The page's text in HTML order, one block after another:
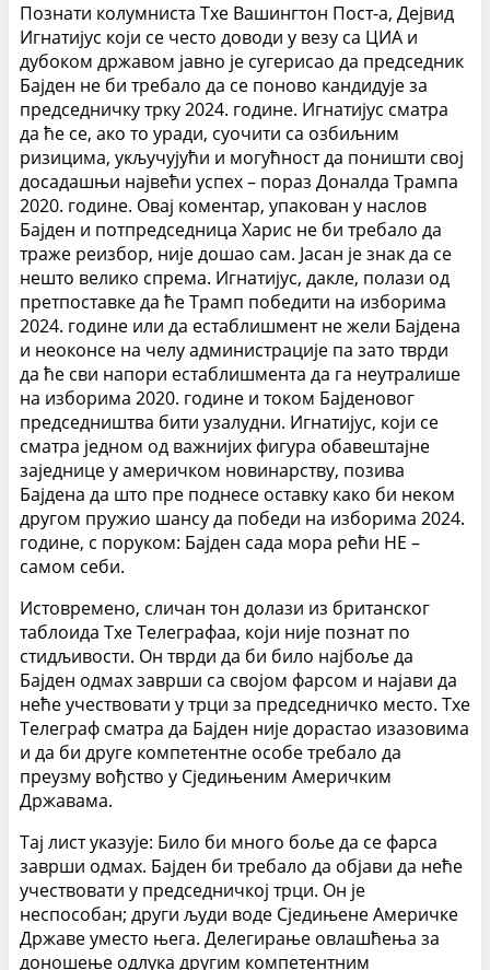
Познати колумниста Тхе Вашингтон Пост-а, Дејвид
Игнатијус који се често доводи у везу са ЦИА и
дубоком државом јавно је сугерисао да председник
Бајден не би требало да се поново кандидује за
председничку трку 2024. године. Игнатијус сматра
да ће се, ако то уради, суочити са озбиљним
ризицима, укључујући и могућност да поништи свој
досадашњи највећи успех – пораз Доналда Трампа
2020. године. Овај коментар, упакован у наслов
Бајден и потпредседница Харис не би требало да
траже реизбор, није дошао сам. Јасан је знак да се
нешто велико спрема. Игнатијус, дакле, полази од
претпоставке да ће Трамп победити на изборима
2024. године или да естаблишмент не жели Бајдена
и неоконсе на челу администрације па зато тврди
да ће сви напори естаблишмента да га неутралише
на изборима 2020. године и током Бајденовог
председништва бити узалудни. Игнатијус, који се
сматра једном од важнијих фигура обавештајне
заједнице у америчком новинарству, позива
Бајдена да што пре поднесе оставку како би неком
другом пружио шансу да победи на изборима 2024.
године, с поруком: Бајден сада мора рећи НЕ –
самом себи.
Истовремено, сличан тон долази из британског
таблоида Тхе Телеграфаа, који није познат по
стидљивости. Он тврди да би било најбоље да
Бајден одмах заврши са својом фарсом и најави да
неће учествовати у трци за председничко место. Тхе
Телеграф сматра да Бајден није дорастао изазовима
и да би друге компетентне особе требало да
преузму вођство у Сједињеним Америчким
Државама.
Тај лист указује: Било би много боље да се фарса
заврши одмах. Бајден би требало да објави да неће
учествовати у председничкој трци. Он је
неспособан; други људи воде Сједињене Америчке
Државе уместо њега. Делегирање овлашћења за
доношење одлука другим компетентним